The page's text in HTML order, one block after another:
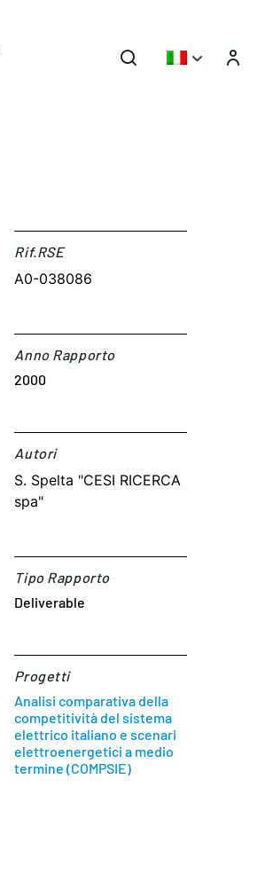
Rif.RSE​
A0-038086
Anno Rapporto
2000
Autori​
S. Spelta "CESI RICERCA
spa"
Tipo Rapporto
Deliverable
Progetti
Analisi comparativa della
competitività del sistema
elettrico italiano e scenari
elettroenergetici a medio
termine (COMPSIE)